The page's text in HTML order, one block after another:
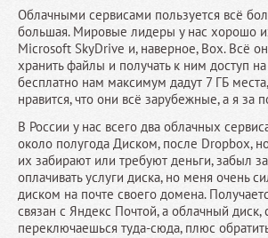
Облачными сервисами пользуется всё
большая. Мировые лидеры у нас хорошо
Microsoft SkyDrive и, наверное, Box. Всё
хранить файлы и получать к ним доступ
бесплатно нам максимум дадут 7 ГБ
нравится, что они всё зарубежные, а я за
В России у нас всего два облачных
около полугода Диском, после Dropbox,
их забирают или требуют деньги, забыл
оплачивать услуги диска, но меня очень
диском на почте своего домена.
связан с Яндекс Почтой, а облачный
переключаешься туда-сюда, плюс